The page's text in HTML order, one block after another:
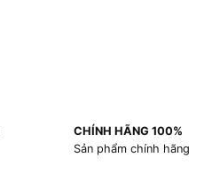
CHÍNH HÃNG 100%
Sản phẩm chính hãng